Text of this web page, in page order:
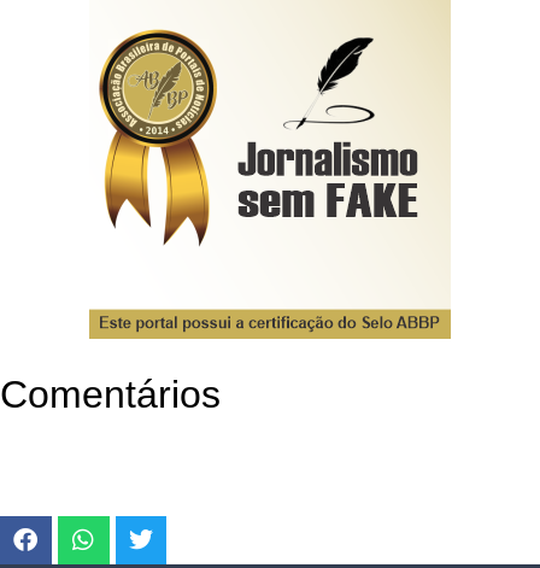
Comentários